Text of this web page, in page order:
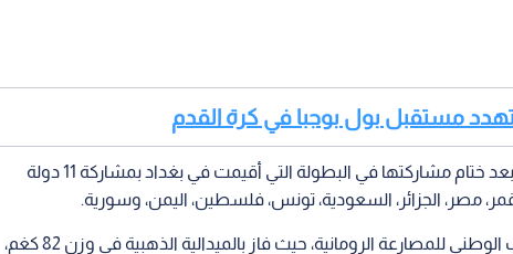
مستقبل بول بوجبا في كرة القدم
وعادت بعثة المنتخب الوطني إلى الأردن بعد ختام مشاركتها في البطولة التي أقيمت في بغداد بمشاركة 11 دولة
مصر، الجزائر، السعودية، تونس، فلسطين، اليمن، وسورية.
وتألق اللاعب سلطان ضامن من المنتخب الوطني للمصارعة الرومانية، حيث فاز بالميدالية الذهبية في وزن 82 كغم،